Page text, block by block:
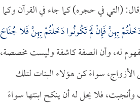
(التي في حجره) كما جاء في القرآن وكما
بِهِنَّ فَإِنْ لَمْ تَكُونُوا دَخَلْتُمْ بِهِنَّ فَلا جُنَاحَ
لا مفهوم له، وأن الصفة كاشفة وليست مخصصة،
سواءً كن هؤلاء البنات لتلك
فلا يحل له أن ينكح ابنتها سواءً